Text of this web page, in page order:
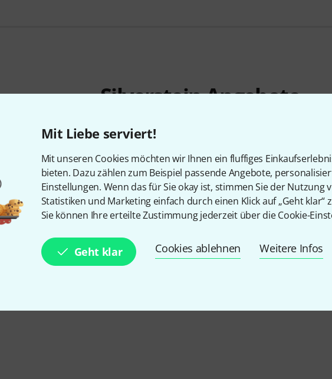
Mit Liebe serviert!
Mit unseren Cookies möchten wir Ihnen ein fluffiges
bieten. Dazu zählen zum Beispiel passende Angebote,
Einstellungen. Wenn das für Sie okay ist, stimmen Sie der Nutzung
Statistiken und Marketing einfach durch einen Klick auf „Geht klar“
Sie können Ihre erteilte Zustimmung jederzeit über die Cookie-
Geht klar Cookies ablehnen Weitere Infos
Silverstein Angebote